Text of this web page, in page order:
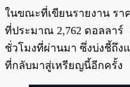
ในขณะที่เขียนรายงาน รา
ที่ประมาณ 2,762 ดอลลาร์
ชั่วโมงที่ผ่านมา ซึ่งบ่งชี้ถึง
ที่กลับมาสู่เหรียญนี้อีกครั้ง